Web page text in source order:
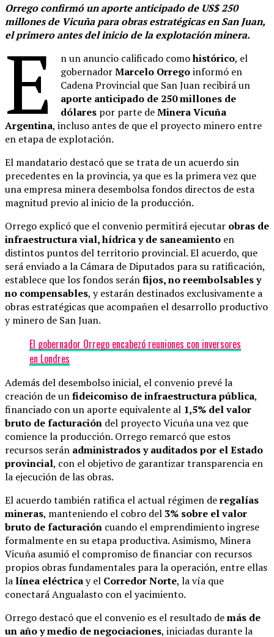
Orrego confirmó un aporte anticipado de US$ 250
millones de Vicuña para obras estratégicas en San Juan,
el primero antes del inicio de la explotación minera.
E n un anuncio calificado comohistórico, el
gobernadorMarcelo Orregoinformó en
Cadena Provincial que San Juan recibirá un
aporte anticipado de 250 millones de
dólares por parte deMinera Vicuña
Argentina, incluso antes de que el proyecto minero entre
en etapa de explotación.
El mandatario destacó que se trata de un acuerdo sin
precedentes en la provincia, ya que es la primera vez que
una empresa minera desembolsa fondos directos de esta
magnitud previo al inicio de la producción.
Orrego explicó que el convenio permitirá ejecutar obras de
infraestructura vial, hídrica y de saneamiento en
distintos puntos del territorio provincial. El acuerdo, que
será enviado a la Cámara de Diputados para su ratificación,
establece que los fondos seránfijos, no reembolsables y
no compensables, y estarán destinados exclusivamente a
obras estratégicas que acompañen el desarrollo productivo
y minero de San Juan.
El gobernador Orrego encabezó reuniones con inversores
en Londres
Además del desembolso inicial, el convenio prevé la
creación de unfideicomiso de infraestructura pública,
financiado con un aporte equivalente al 1,5% del valor
bruto de facturación del proyecto Vicuña una vez que
comience la producción. Orrego remarcó que estos
recursos serán administrados y auditados por el Estado
provincial, con el objetivo de garantizar transparencia en
la ejecución de las obras.
El acuerdo también ratifica el actual régimen deregalías
mineras, manteniendo el cobro del 3% sobre el valor
bruto de facturación cuando el emprendimiento ingrese
formalmente en su etapa productiva. Asimismo, Minera
Vicuña asumió el compromiso de financiar con recursos
propios obras fundamentales para la operación, entre ellas
la línea eléctricay el Corredor Norte, la vía que
conectará Angualasto con el yacimiento.
Orrego destacó que el convenio es el resultado demás de
un año y medio de negociaciones, iniciadas durante la